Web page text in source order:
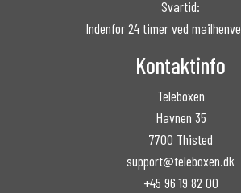
Svartid:
Indenfor 24 timer ved
Kontaktinfo
Teleboxen
Havnen 35
7700 Thisted
support@teleboxen.dk
+45 96 19 82 00